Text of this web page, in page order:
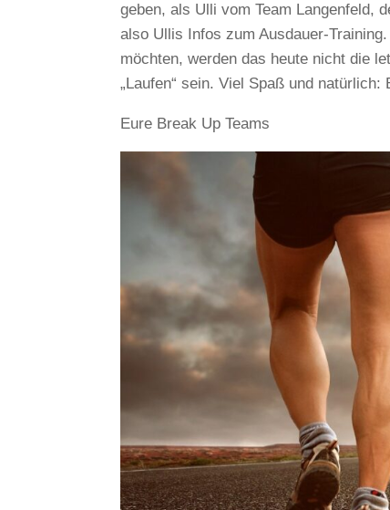
geben, als Ulli vom Team Langenfeld,
also Ullis Infos zum Ausdauer-
möchten, werden das heute nicht die
„Laufen“ sein. Viel Spaß und natürlich:
Eure Break Up Teams